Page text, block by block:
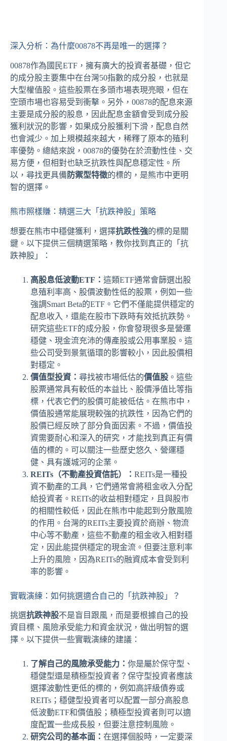
深入分析：為什麼00878不再是唯一的選擇？
00878作為國民ETF，擁有廣大的投資者基礎，但它
的成分股主要集中在台灣50指數的成分股，也就是
大型權值股。這些股票在多頭市場表現亮眼，但在
空頭市場也容易受到衝擊。另外，00878的配息來源
主要是成分股的股息，因此配息金額會受到成分股
獲利狀況的影響，如果成分股獲利下滑，配息自然
也會減少。加上規模越來越大，稀釋了原本的殖利
率優勢。總結來說，00878的優勢在於流動性佳、交
易方便，但相對也缺乏抗跌性與配息穩定性。所
以，尋找更具備 防禦型特徵的標的，是熊市中更明
智的選擇。
熊市照樣賺：精選三大「抗跌神股」策略
想要在熊市中穩健獲利，選擇抗跌性強的標的是關
鍵。以下提供三個精選策略，教你找到真正的「抗
跌神股」：
高股息低波動ETF： 這類ETF通常會篩選出股
息殖利率高、股價波動性低的股票，例如一些
強調Smart Beta的ETF。它們不僅能提供穩定的
配息收入，還能在股市下跌時有效抵抗跌勢。
研究這些ETF的成分股，你會發現很多是營運
穩健、現金流充沛的傳產股或公用事業股。這
些公司受到景氣循環的影響較小，因此股價相
對穩定。
價值型投資： 尋找被市場低估的價值股 。這些
股票通常具有較低的本益比、股價淨值比等指
標，代表它們的股價可能被低估。在熊市中，
價值股通常能展現較強的抗跌性，因為它們的
股價已經反映了部分負面因素。不過，價值投
資需要耐心和深入的研究，才能找到真正有價
值的標的。可以關注一些歷史悠久、營運穩
健、具有護城河的企業。
REITs（不動產投資信託）： REITs是一種投
資不動產的工具，它們通常會將租金收入分配
給投資者。REITs的收益相對穩定，且與股市
的相關性較低，因此在熊市中能起到分散風險
的作用。台灣的REITs主要投資於商辦、物流
中心等不動產，這些不動產的租金收入相對穩
定，因此能提供穩定的現金流。但要注意利率
上升的風險，因為REITs的融資成本會受到利
率的影響。
實戰演練：如何挑選適合自己的「抗跌神股」？
挑選抗跌神股不是盲目跟風，而是要根據自己的投
資目標、風險承受能力和資金狀況，做出明智的選
擇。以下提供一些實戰演練的建議：
了解自己的風險承受能力： 你是屬於保守型、
穩健型還是積極型投資者？保守型投資者應該
選擇波動性更低的標的，例如高評級債券或
REITs；穩健型投資者可以配置一部分高股息
低波動ETF和價值股；積極型投資者則可以適
度配置一些成長股，但要注意控制風險。
研究公司的基本面： 在選擇個股時，一定要深